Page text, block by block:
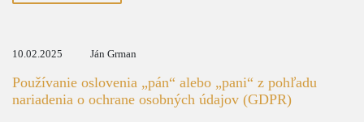
10.02.2025 Ján Grman
Používanie oslovenia „pán“ alebo „pani“ z pohľadu
nariadenia o ochrane osobných údajov (GDPR)